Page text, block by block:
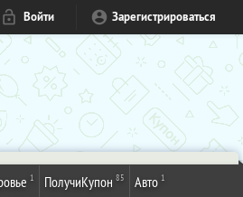
Войти Зарегистрироваться
1 ПолучиКупон 85 Авто 1